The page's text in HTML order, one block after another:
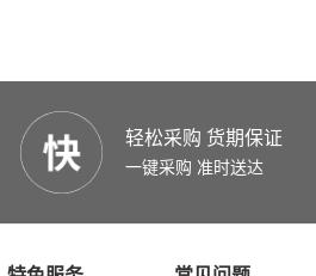
轻松采购 货期保证
一键采购 准时送达